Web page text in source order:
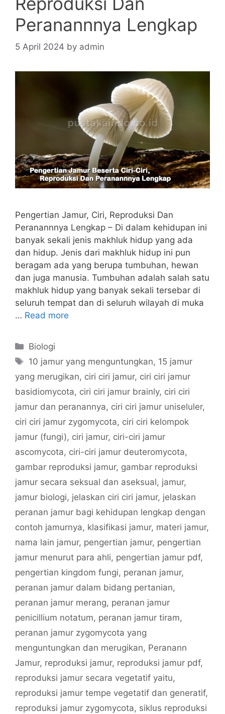
Peranannnya Lengkap
5 April 2024 by admin
Pengertian Jamur, Ciri, Reproduksi Dan
Peranannnya Lengkap – Di dalam kehidupan ini
banyak sekali jenis makhluk hidup yang ada
dan hidup. Jenis dari makhluk hidup ini pun
beragam ada yang berupa tumbuhan, hewan
dan juga manusia. Tumbuhan adalah salah satu
makhluk hidup yang banyak sekali tersebar di
seluruh tempat dan di seluruh wilayah di muka
… Read more
Categories
Biologi
Tags
10 jamur yang menguntungkan, 15 jamur
yang merugikan, ciri ciri jamur, ciri ciri jamur
basidiomycota, ciri ciri jamur brainly, ciri ciri
jamur dan peranannya, ciri ciri jamur uniseluler,
ciri ciri jamur zygomycota, ciri ciri kelompok
jamur (fungi), ciri jamur, ciri-ciri jamur
ascomycota, ciri-ciri jamur deuteromycota,
gambar reproduksi jamur, gambar reproduksi
jamur secara seksual dan aseksual, jamur,
jamur biologi, jelaskan ciri ciri jamur, jelaskan
peranan jamur bagi kehidupan lengkap dengan
contoh jamurnya, klasifikasi jamur, materi jamur,
nama lain jamur, pengertian jamur, pengertian
jamur menurut para ahli, pengertian jamur pdf,
pengertian kingdom fungi, peranan jamur,
peranan jamur dalam bidang pertanian,
peranan jamur merang, peranan jamur
penicillium notatum, peranan jamur tiram,
peranan jamur zygomycota yang
menguntungkan dan merugikan, Peranann
Jamur, reproduksi jamur, reproduksi jamur pdf,
reproduksi jamur secara vegetatif yaitu,
reproduksi jamur tempe vegetatif dan generatif,
reproduksi jamur zygomycota, siklus reproduksi